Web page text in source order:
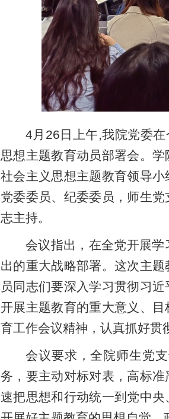
4月26日上午,我院党委
思想主题教育动员部署会。
社会主义思想主题教育领导小
党委委员、纪委委员，师生
志主持。
会议指出，在全党开展
出的重大战略部署。这次主
员同志们要深入学习贯彻习
开展主题教育的重大意义、
育工作会议精神，认真抓好贯
会议要求，全院师生党
务，要主动对标对表，高标
速把思想和行动统一到党中